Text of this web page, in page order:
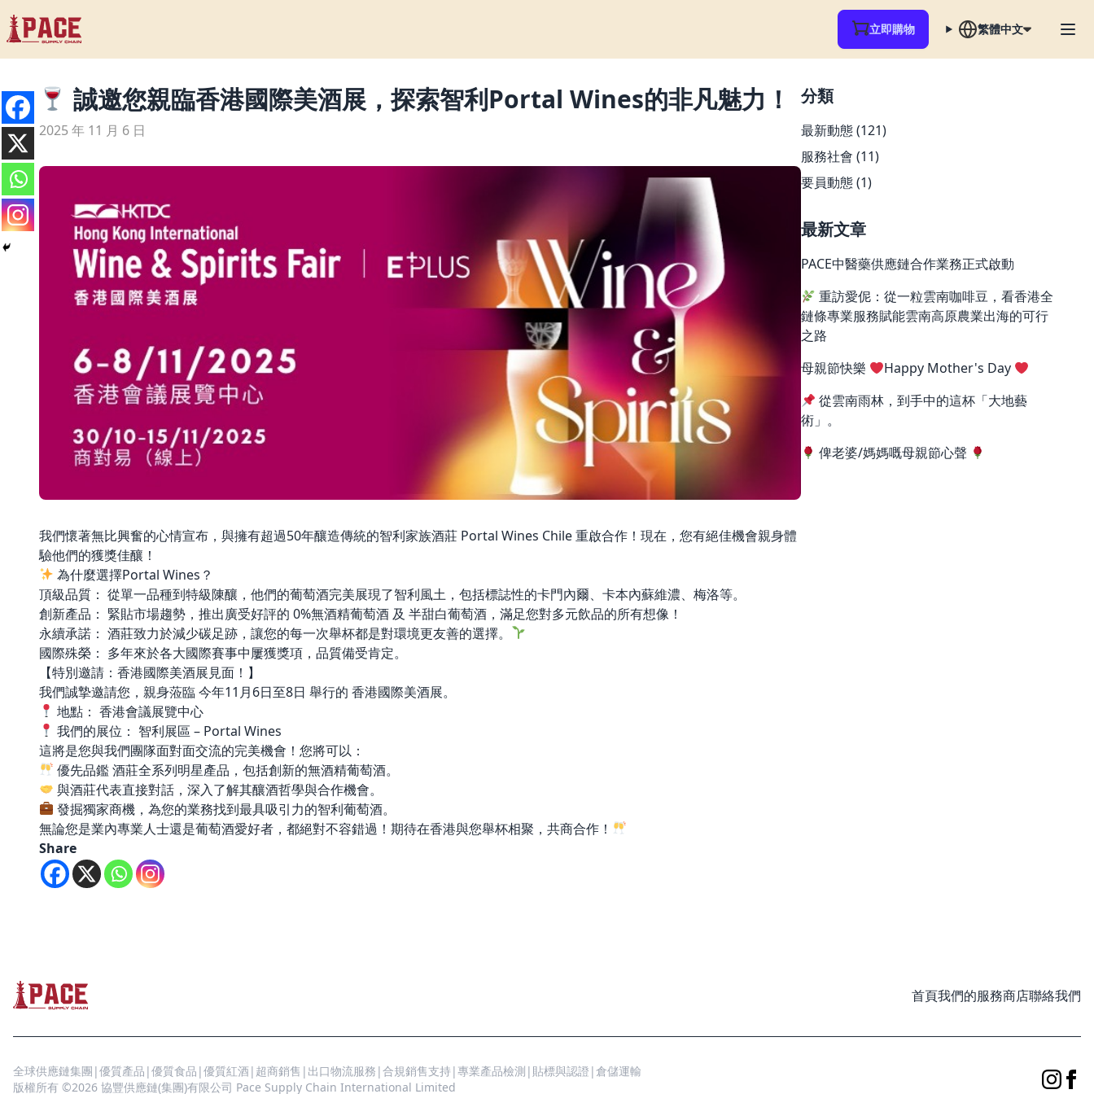
立即購物 繁體中文
誠邀您親臨香港國際美酒展，探索智利Portal Wines的非凡魅力！
2025 年 11 月 6 日
我們懷著無比興奮的心情宣布，與擁有超過50年釀造傳統的智利家族酒莊 Portal Wines Chile 重啟合作！現在，您有絕佳機會親身體
驗他們的獲獎佳釀！
為什麼選擇Portal Wines？
頂級品質： 從單一品種到特級陳釀，他們的葡萄酒完美展現了智利風土，包括標誌性的卡門內爾、卡本內蘇維濃、梅洛等。
創新產品： 緊貼市場趨勢，推出廣受好評的 0%無酒精葡萄酒 及 半甜白葡萄酒，滿足您對多元飲品的所有想像！
永續承諾： 酒莊致力於減少碳足跡，讓您的每一次舉杯都是對環境更友善的選擇。
國際殊榮： 多年來於各大國際賽事中屢獲獎項，品質備受肯定。
【特別邀請：香港國際美酒展見面！】
我們誠摯邀請您，親身蒞臨 今年11月6日至8日 舉行的 香港國際美酒展。
地點： 香港會議展覽中心
我們的展位： 智利展區 – Portal Wines
這將是您與我們團隊面對面交流的完美機會！您將可以：
優先品鑑 酒莊全系列明星產品，包括創新的無酒精葡萄酒。
與酒莊代表直接對話，深入了解其釀酒哲學與合作機會。
發掘獨家商機，為您的業務找到最具吸引力的智利葡萄酒。
無論您是業內專業人士還是葡萄酒愛好者，都絕對不容錯過！期待在香港與您舉杯相聚，共商合作！
Share
分類
最新動態(121)
服務社會 (11)
要員動態(1)
最新文章
PACE中醫藥供應鏈合作業務正式啟動
重訪愛伲：從一粒雲南咖啡豆，看香港全
鏈條專業服務賦能雲南高原農業出海的可行
之路
母親節快樂
Happy Mother's Day
從雲南雨林，到手中的這杯「大地藝
術」。
俾老婆/媽媽嘅母親節心聲
首頁我們的服務商店聯絡我們
全球供應鏈集團|優質產品|優質食品|優質紅酒|超商銷售|出口物流服務|合規銷售支持|專業產品檢測|貼標與認證|倉儲運輸
版權所有 ©2026 協豐供應鏈(集團)有限公司 Pace Supply Chain International Limited